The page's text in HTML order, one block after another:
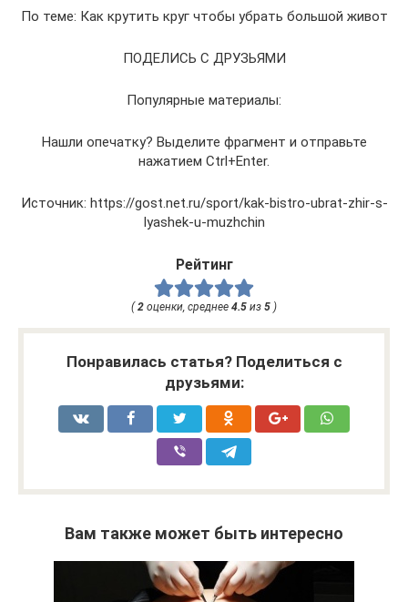
По теме: Как крутить круг чтобы убрать большой живот
ПОДЕЛИСЬ С ДРУЗЬЯМИ
Популярные материалы:
Нашли опечатку? Выделите фрагмент и отправьте
нажатием Ctrl+Enter.
Источник: https://gost.net.ru/sport/kak-bistro-ubrat-zhir-s-
lyashek-u-muzhchin
Рейтинг
( 2 оценки, среднее 4.5 из 5 )
Понравилась статья? Поделиться с
друзьями:
Вам также может быть интересно